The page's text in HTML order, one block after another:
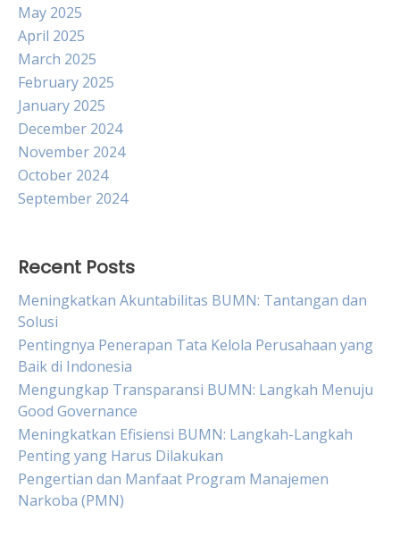
May 2025
April 2025
March 2025
February 2025
January 2025
December 2024
November 2024
October 2024
September 2024
Recent Posts
Meningkatkan Akuntabilitas BUMN: Tantangan dan
Solusi
Pentingnya Penerapan Tata Kelola Perusahaan yang
Baik di Indonesia
Mengungkap Transparansi BUMN: Langkah Menuju
Good Governance
Meningkatkan Efisiensi BUMN: Langkah-Langkah
Penting yang Harus Dilakukan
Pengertian dan Manfaat Program Manajemen
Narkoba (PMN)